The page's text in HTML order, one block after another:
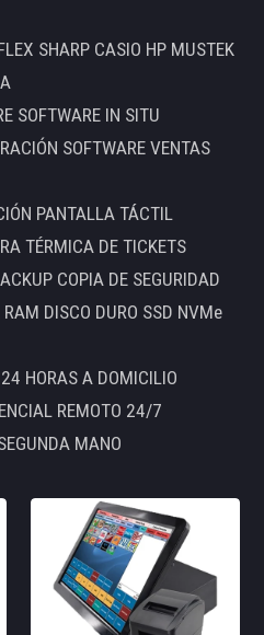
SHARP CASIO HP MUSTEK
SOFTWARE IN SITU
SOFTWARE VENTAS
PANTALLA TÁCTIL
TÉRMICA DE TICKETS
COPIA DE SEGURIDAD
DISCO DURO SSD NVMe
HORAS A DOMICILIO
REMOTO 24/7
MANO